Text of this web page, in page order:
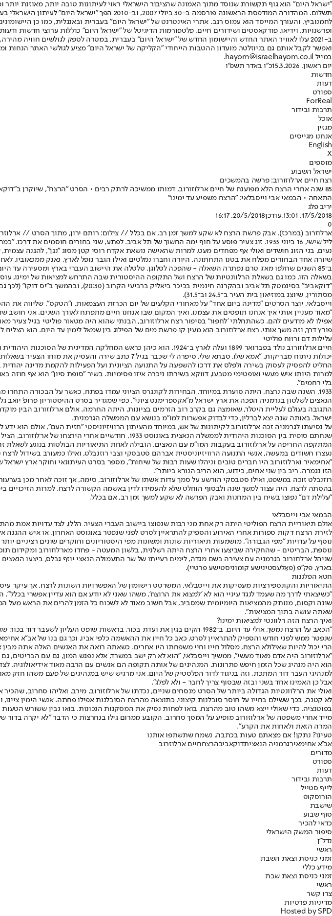
"ישראל היום" הוא גוף תקשורת שנוסד מתוך האמונה שהציבור הישראלי ראוי לעיתונות טובה יותר, מאוזנת
תשלום. המהדורה המודפסת הראשונה פורסמה ב-30 ביולי
ופרשנויות, וידיאו, פודקאסטים ושידורים חיים. פלטפורמות הדיגיטל של "ישראל היום" כוללות ערוצי חדשות
ב-2021 עלו לאוויר האתר החדש והיישומון החדש של "ישראל היום" בעברית, במטרה לספק לגולשים חוויה
ואפשר לקבל אותם גם בניוזלטר. מועדון ההטבות הייחודי "הקליקה של ישראל היום" מציע לגולשי האתר הנחות
במייל hayom@israelhayom.co.il.
יום ראשון, 15.3.2026
כ"ו באדר תשפ"ו
חדשות
דעות
ספורט
ForReal
תרבות ובידור
אוכל
מגזין
אנחנו מגייסים
English
X
מוספים
ישראל השבוע
רצח חיים ארלוזורוב: פרשה בהמשכים
85 שנה אחרי הרצח הלא מפוענח של חיים ארלוזורוב, דמותו ממשיכה לרתק רבים • הסרט "הרצח", שיוקרן
התאחה • הבמאי אבי וייסבלאי: "הרצח משפיע עד ימינו"
יריב פלג
17/5/2018, 13:01
,עודכן20/5/2018, 16:17
0
ארלוזרוב (במרכז). אבק פרשת הרצח לא שקע למשך זמן רב, אם בכלל // צילום: רותם ירון, מתוך הסרט //
ליל שישי, 16 ביוני 1933. זוג צעיר פוסע על חוף ימה החשוך של תל אביב. לפתע, שני בחורים
נעים, בני הזוג חושדים ואולי אף מפחדים מעט, למרות שהאישה נושאת אקדח רוסי קטן מסוג "נגן", להגנה
שיורה אחד הבחורים מפלח את בטנו התחתונה. היורה וחברו נמלטים ואילו הגבר נופל לארץ, נאנק ממכאוביו.
ב־85 השנים שחלפו מאז, טרם נפתרה השאלה - שהפכה לסלוגן, טלטלה את היישוב העברי בארץ ומסעירה עד היום יוצרים, היסטוריונים, פוליטיקאים ורבים נוספים - מי רצח את ארלוזורוב?
בשאלה הזו, כמו גם בשאלת הרלוונטיות של הרצח ושל התקופה ההיסטורית שבה התרחש למציאות של ימינו,
"דוקאביב" בסינמטק תל אביב ובהקרנה
מסתורין, שיוצג במוזיאון בית העיר ב־24.5 וב־31.5).
"מאוד מעניין אותי איך אנחנו תופסים את עצמנו, ואיך המקום שבו אנחנו חיים מתפתח לאורך השנים. אני חושב
אפילו לא מודעים להם. כשהתחלתי 'לחפור' בסיפור רצח ארלוזורוב, הבנתי שהוא היה מטאור פוליטי בגיל צעיר
פורץ דרך, וזה משך אותי. רצח ארלוזורוב הוא מעין קו פרשת מים של הפילוג בין שמאל לימין עד היום. הוא
עלילות דם ורווח פוליטי
חיים ארלוזורוב נולד בפברואר 1899 ועלה לארץ ב־1924. הוא כיהן כראש
החליט להפסיק לעסוק בשירה ולפלס את דרכו להשפעה על התנועה הציונית ועל הפעילות להקמת מדינה יהודית
למרות היותו איש מעשי ואופטימי מטבעו, דווקא בשירתו ניכרה איזו פסימיות. בשיר "סופת סיון" הוא אף חוזה
בלי רחמים".
1933, השנה שבה נרצח, היתה סוערת במיוחד. הבחירות לקונגרס הציוני עמדו בפתח, כאשר על הבכורה
הנאצים לשלטון בגרמניה הפכה את ארץ ישראל מ"אקספרימנט ציוני", כפי שמגדיר בסרט ההיסטוריון פרופ' יואב
התגובה בעולם לעליית היטלר, שאומצה גם בקרב רוב הזרמים בציונות, היתה החרמה. אולם ארלוזורוב הבין
ישראל. באותה שנה יצא לברלין, כדי לבדוק אפשרות למו"מ בנושא עם הממשלה הגרמנית.
על נסיעתו לגרמניה זכה ארלוזורוב לקיתונות של אש, במיוחד מהעיתון הרוויזיוניסטי "חזית העם", אולם
שנחתם סופית בין הסוכנות היהודית לממשלה הנאצית באוגוסט 1933, חודשיים אחרי הירצחו של ארלוזורוב, הציל את חייהם של יהודים רבים.
המתקפה החריפה על ארלוזורוב בעקבות המו"מ עם הנאצים, הובילה לאחת התיאוריות הבולטות בנוגע לשאלת
נעצרו חשודים במעשה, אנשי התנועה הרוויזיוניסטית אברהם סטבסקי וצבי רוזנבלט, ואילו כמעורב בשידול
"אחימאיר וארלוזורוב היו חברים טובים וניהלו שעות רבות של שיחות", מספר בסרט העיתונאי וחוקר ארץ
הזו נגמרה. ריב בין שני אחים, כידוע, הוא הריב הנורא ביותר".
רוזנבלט זוכה במשפט, ואילו סטבסקי הורשע על סמך עדות אשתו של ארלוזורוב, סימה, אך זוכה לאחר מכן
בהסתה לרצח, היה עצור למשך שנה ולבסוף הוחלט שלא להעמידו לדין באשמה הקשורה לרצח. למרות הזיכויים
"עלילת דם" נפוצו בשיח בין המחנות ואבק הפרשה לא שקע למשך זמן רב, אם בכלל.
הבמאי אבי וייסבלאי
אולם תיאוריית הרצח הפוליטי היתה רק אחת מני רבות שנפוצו ביישוב העברי הצעיר. הללו, לצד עדויות
לזירת הרצח דקות ספורות אחרי האירוע והספיק להתראיין לסרט לפני שנפטר באוגוסט האחרון, או איש ההגנה
נוסף על עדויות "מפי הגבורה", מושמעות תיאוריות שונות ומשונות מפי היסטוריונים וחוקרים שונים
נוספת, הבריטים - שהחקירה שביצעו אחרי הרצח היתה רשלנית, בלשון המעטה - פחדו מארלוזורוב ומקידום
שניהל ארלוזורוב בגרמניה עם צעירה בשם מגדה, לימים רעייתו של שר התעמולה הנאצי יוזף גבלס, ביצעו
בארץ, פק"פ (פאַלעסטינישע קומוניסטישע פרטיי).
חטא הפלגנות
התיאוריות והקונספירציות מעסיקות את וייסבלאי, המשרטט רישומון של האפשרויות השונות לרצח, אך עיקר
"כשיצאתי לדרך מה שעמד לנגד עיניי הוא לא 'למצוא את הרוצח', משהו שאני לא יודע אם הוא עדיין אפשרי
שונה וקסום, מנותק מהמציאות היומיומית שמסביב, אבל חשוב מאוד לא לשכוח כל הזמן להרים את הראש מעל
שאתה עושה בתוך המציאות".
ואיך הרצח הזה רלוונטי למציאות ימינו?
"הכאב על הרצח נמשך, אולי עד היום. ב־1982 הקים בגין את ועדת בכור, בראשות
שנפטר ממש לפני חודש והספיק להתראיין לסרט, כאב כל חייו את ההאשמה כלפי אביו, וכך גם בנו של אב"א
הרי יכול להיות שאילולא הרצח, מסלול חייו וחיי משפחתו היו אחרים. כשאתה רואה את האנשים האלה אתה
"ארלוזורוב היה אדם מאוד מעשי", ממשיך וייסבלאי, "הוא לא רק ישב במשרד, אלא נפגש המון, גם עם הבריטים,
הוא היה מנהיג שכל הזמן חיפש פתרונות. המנהיגים של אותה תקופה הם אנשים עם הרבה מאוד אידיאולוגיה,
למנהיגי העבר דור המתכת, וזה בניגוד לדור הפלסטיק של היום. אני מרגיש שיש במנהיגים של פעם משהו חזק
אבל כן האמינו אחד בשני ובזה שבסוף צריך לחבר - ולא לפלג".
ואולי את הרלוונטיות הגדולה ביותר של הסרט מנסחים שניים, נכדתו של ארלוזורוב, מירב, ואליהו סחרוב,
לא קטנה, בכך ששילם בחייו על חוסר סובלנות קיצוני. כתוצאה מהרצח הסובלנות אפילו פחתה. אנשי הימין
בפוטנציה. כדי שאולי ייצא משהו טוב מהרצח, בואו לפחות נסיק את המסקנות הנכונות. בואו נבין ששורש הטעות
מייד אחרי משפטה של ארלוזורוב מופיע על המסך סחרוב, הקובע ממרום גילו בנחרצות כי הדבר "לא יקרה בדור
המרה הזאת ולאחות את הקרע".
טעינו? נתקן! אם מצאתם טעות בכתבה, נשמח שתשתפו אותנו
אב''א אחימאירגרמניה הנאציתדוקאביבהרצחחיים ארלוזרוב
מדורים
ספורט
דעות
תרבות ובידור
לייף סטייל
הורוסקופ
שישבת
סוף שבוע
כדאי להכיר
סיפור המשק הישראלי
נדל"ן
ראשי
זמני כניסת וצאת השבת
מידע כללי
זמני כניסת וצאת שבת
ראשי
צרו קשר
מדיניות פרטיות
Hosted by SPD